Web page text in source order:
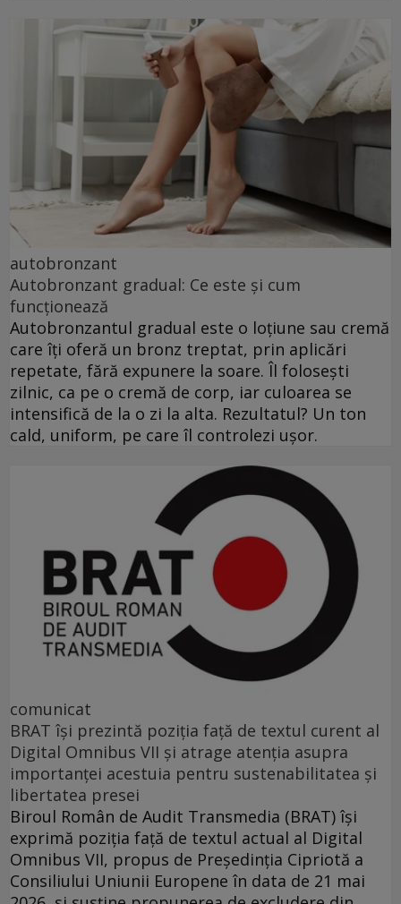
autobronzant
Autobronzant gradual: Ce este și cum
funcționează
Autobronzantul gradual este o loțiune sau cremă
care îți oferă un bronz treptat, prin aplicări
repetate, fără expunere la soare. Îl folosești
zilnic, ca pe o cremă de corp, iar culoarea se
intensifică de la o zi la alta. Rezultatul? Un ton
cald, uniform, pe care îl controlezi ușor.
comunicat
BRAT își prezintă poziția față de textul curent al
Digital Omnibus VII și atrage atenția asupra
importanței acestuia pentru sustenabilitatea și
libertatea presei
Biroul Român de Audit Transmedia (BRAT) își
exprimă poziția față de textul actual al Digital
Omnibus VII, propus de Președinția Cipriotă a
Consiliului Uniunii Europene în data de 21 mai